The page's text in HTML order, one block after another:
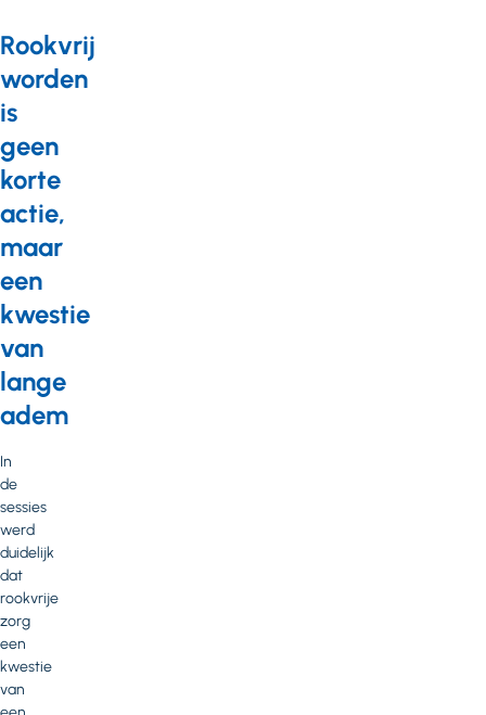
Rookvrij
worden
is
geen
korte
actie,
maar
een
kwestie
van
lange
adem
In
de
sessies
werd
duidelijk
dat
rookvrije
zorg
een
kwestie
van